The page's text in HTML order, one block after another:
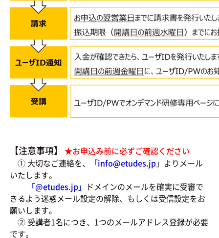
【注意事項】
★お申込み前に必ずご確認ください
① 大切なご連絡を、「info@etudes.jp」よりメール
いたします。
「@etudes.jp」 ドメインのメールを確実に受審で
きるよう迷惑メール設定の解除、もしくは受信設定をお
願いします。
② 受講者1名につき、1つのメールアドレス登録が必要
です。